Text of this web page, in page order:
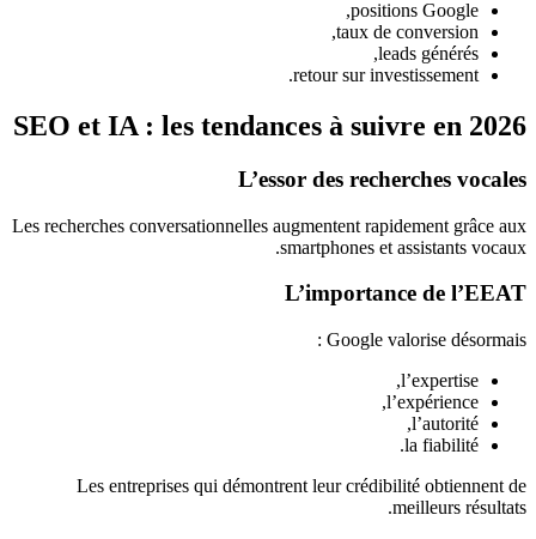
positions Google,
taux de conversion,
leads générés,
retour sur investissement.
SEO et IA : les tendances à suivre en 2026
L’essor des recherches vocales
Les recherches conversationnelles augmentent rapidement grâce aux
smartphones et assistants vocaux.
L’importance de l’EEAT
Google valorise désormais :
l’expertise,
l’expérience,
l’autorité,
la fiabilité.
Les entreprises qui démontrent leur crédibilité obtiennent de
meilleurs résultats.